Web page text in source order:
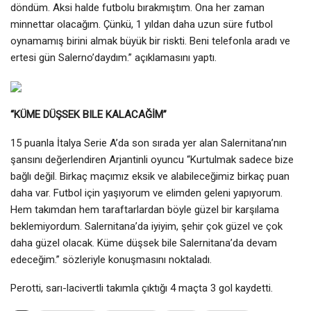
döndüm. Aksi halde futbolu bırakmıştım. Ona her zaman
minnettar olacağım. Çünkü, 1 yıldan daha uzun süre futbol
oynamamış birini almak büyük bir riskti. Beni telefonla aradı ve
ertesi gün Salerno’daydım.” açıklamasını yaptı.
“KÜME DÜŞSEK BILE KALACAĞİM”
15 puanla İtalya Serie A’da son sırada yer alan Salernitana’nın
şansını değerlendiren Arjantinli oyuncu “Kurtulmak sadece bize
bağlı değil. Birkaç maçımız eksik ve alabileceğimiz birkaç puan
daha var. Futbol için yaşıyorum ve elimden geleni yapıyorum.
Hem takımdan hem taraftarlardan böyle güzel bir karşılama
beklemiyordum. Salernitana’da iyiyim, şehir çok güzel ve çok
daha güzel olacak. Küme düşsek bile Salernitana’da devam
edeceğim.” sözleriyle konuşmasını noktaladı.
Perotti, sarı-lacivertli takımla çıktığı 4 maçta 3 gol kaydetti.